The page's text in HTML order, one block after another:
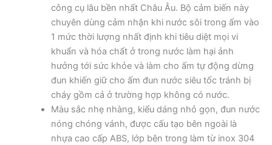
công cụ lâu bền nhất Châu Âu. Bộ cảm biến này
chuyên dùng cảm nhận khi nước sôi trong ấm vào
1 mức thời lượng nhất định khi tiêu diệt mọi vi
khuẩn và hóa chất ở trong nước làm hại ảnh
hưởng tới sức khỏe và làm cho ấm tự động dừng
đun khiến giữ cho ấm đun nước siêu tốc tránh bị
cháy gồm cả ở trường hợp không có nước.
Màu sắc nhẹ nhàng, kiểu dáng nhỏ gọn, đun nước
nóng chóng vánh, được cấu tạo bên ngoài là
nhựa cao cấp ABS, lớp bên trong làm từ inox 304